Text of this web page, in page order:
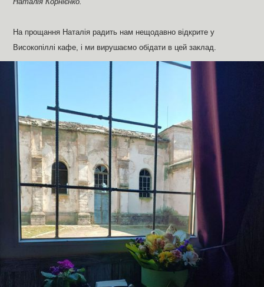
На прощання Наталія радить нам нещодавно відкрите у
Високопіллі кафе, і ми вирушаємо обідати в цей заклад.